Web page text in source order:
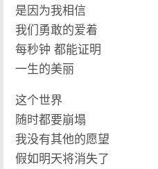
是因为我相信
我们勇敢的爱着
每秒钟 都能证明
一生的美丽
这个世界
随时都要崩塌
我没有其他的愿望
假如明天将消失了